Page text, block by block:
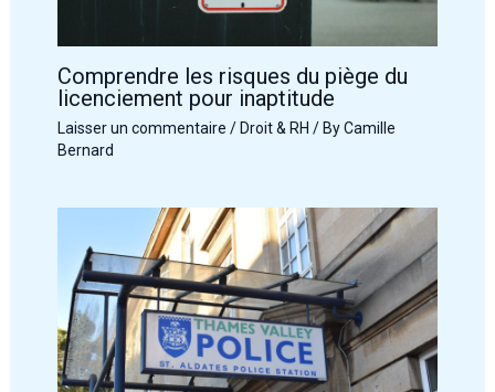
Comprendre les risques du piège du
licenciement pour inaptitude
Laisser un commentaire / Droit & RH / ByCamille
Bernard